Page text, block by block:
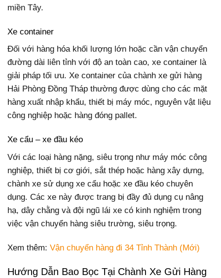
miền Tây.
Xe container
Đối với hàng hóa khối lượng lớn hoặc cần vận chuyển
đường dài liên tỉnh với độ an toàn cao, xe container là
giải pháp tối ưu. Xe container của chành xe gửi hàng
Hải Phòng Đồng Tháp thường được dùng cho các mặt
hàng xuất nhập khẩu, thiết bị máy móc, nguyên vật liệu
công nghiệp hoặc hàng đóng pallet.
Xe cẩu – xe đầu kéo
Với các loại hàng nặng, siêu trọng như máy móc công
nghiệp, thiết bị cơ giới, sắt thép hoặc hàng xây dựng,
chành xe sử dụng xe cẩu hoặc xe đầu kéo chuyên
dụng. Các xe này được trang bị đầy đủ dụng cụ nâng
hạ, dây chằng và đội ngũ lái xe có kinh nghiệm trong
việc vận chuyển hàng siêu trường, siêu trọng.
Xem thêm: Vận chuyển hàng đi 34 Tỉnh Thành (Mới)
Hướng Dẫn Bao Bọc Tại Chành Xe Gửi Hàng